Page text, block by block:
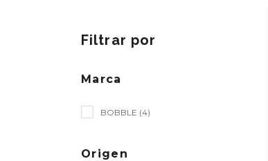
Filtrar por
Marca
BOBBLE (4)
Origen